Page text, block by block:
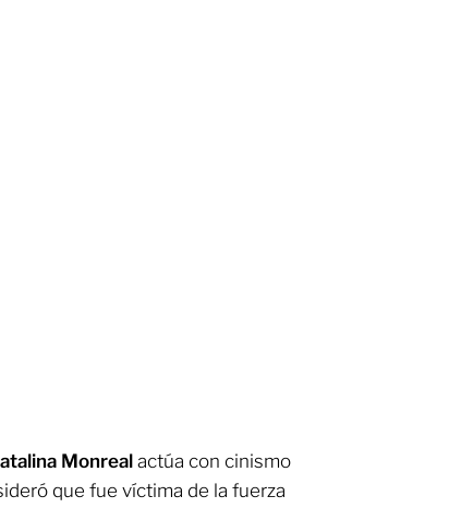
Monrealactúa con cinismo
que fue víctima de la fuerza